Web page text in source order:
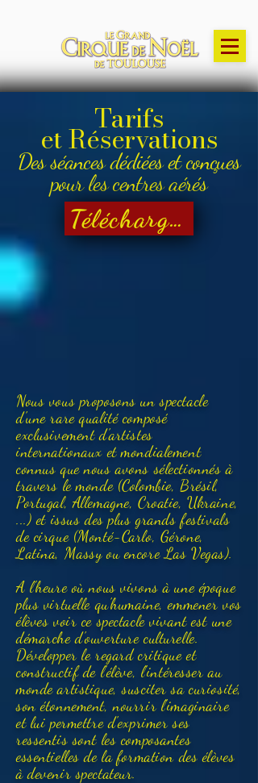
Tarifs
etRéservations
Des séances dédiées et conçues
pour les centres aérés
Nous vous proposons un spectacle
d'une rare qualité composé
exclusivement d'artistes
internationaux et mondialement
connus que nous avons sélectionnés à
travers le monde (Colombie, Brésil,
Portugal, Allemagne, Croatie, Ukraine,
...) et issus des plus grands festivals
de cirque (Monté-Carlo, Gérone,
Latina, Massy ou encore Las Vegas).
A l'heure où nous vivons à une époque
plus virtuelle qu'humaine, emmener vos
élèves voir ce spectacle vivant est une
démarche d'ouverture culturelle.
Développer le regard critique et
constructif de l'élève, l'intéresser au
monde artistique, susciter sa curiosité,
son étonnement, nourrir l'imaginaire
et lui permettre d'exprimer ses
ressentis sont les composantes
essentielles de la formation des élèves
à devenir spectateur.